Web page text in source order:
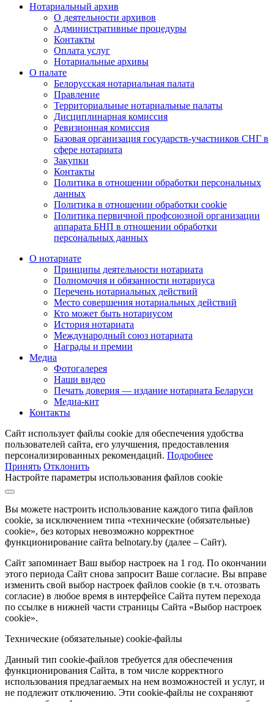
Нотариальный архив
О деятельности архивов
Административные процедуры
Контакты
Оплата услуг
Нотариальные архивы
О палате
Белорусская нотариальная палата
Правление
Территориальные нотариальные палаты
Дисциплинарная комиссия
Ревизионная комиссия
Базовая организация государств-участников СНГ в
сфере нотариата
Закупки
Контакты
Политика в отношении обработки персональных
данных
Политика в отношении обработки cookie
Политика первичной профсоюзной организации
аппарата БНП в отношении обработки
персональных данных
О нотариате
Принципы деятельности нотариата
Полномочия и обязанности нотариуса
Перечень нотариальных действий
Место совершения нотариальных действий
Кто может быть нотариусом
История нотариата
Международный союз нотариата
Награды и премии
Медиа
Фотогалерея
Наши видео
Печать доверия — издание нотариата Беларуси
Медиа-кит
Контакты
Сайт использует файлы cookie для обеспечения удобства
пользователей сайта, его улучшения, предоставления
персонализированных рекомендаций. Подробнее
Принять Отклонить
Настройте параметры использования файлов cookie
Вы можете настроить использование каждого типа файлов
cookie, за исключением типа «технические (обязательные)
cookie», без которых невозможно корректное
функционирование сайта belnotary.by (далее – Сайт).
Сайт запоминает Ваш выбор настроек на 1 год. По окончании
этого периода Сайт снова запросит Ваше согласие. Вы вправе
изменить свой выбор настроек файлов cookie (в т.ч. отозвать
согласие) в любое время в интерфейсе Сайта путем перехода
по ссылке в нижней части страницы Сайта «Выбор настроек
cookie».
Технические (обязательные) cookie-файлы
Данный тип cookie-файлов требуется для обеспечения
функционирования Сайта, в том числе корректного
использования предлагаемых на нем возможностей и услуг, и
не подлежит отключению. Эти cookie-файлы не сохраняют